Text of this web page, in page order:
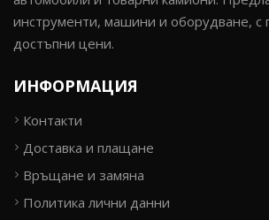
инструменти, машини и оборудване, с
достъпни цени.
ИНФОРМАЦИЯ
Контакти
Доставка и плащане
Връщане и замяна
Политика лични данни